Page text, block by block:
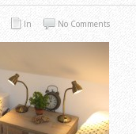
In No Comments